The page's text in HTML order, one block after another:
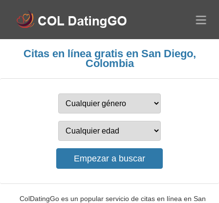
Citas en línea gratis en San Diego,
Colombia
ColDatingGo es un popular servicio de citas en línea en San